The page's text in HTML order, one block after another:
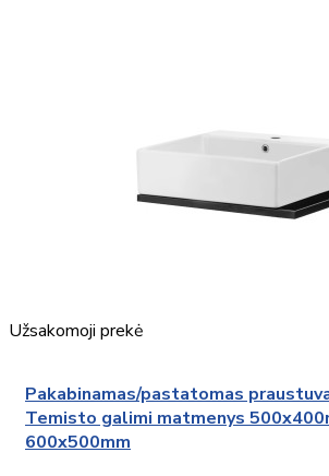
Užsakomoji prekė
Pakabinamas/pastatomas
Temisto galimi matmenys
600x500mm